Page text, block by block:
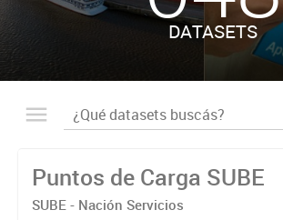
DATASETS
Puntos de Carga SUBE
SUBE - Nación Servicios